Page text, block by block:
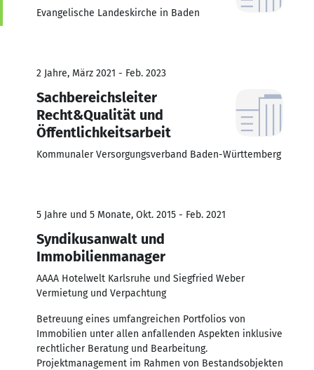
Evangelische Landeskirche in Baden
2 Jahre, März 2021 - Feb. 2023
Sachbereichsleiter
Recht&Qualität und
Öffentlichkeitsarbeit
Kommunaler Versorgungsverband Baden-Württemberg
5 Jahre und 5 Monate, Okt. 2015 - Feb. 2021
Syndikusanwalt und
Immobilienmanager
AAAA Hotelwelt Karlsruhe und Siegfried Weber
Vermietung und Verpachtung
Betreuung eines umfangreichen Portfolios von
Immobilien unter allen anfallenden Aspekten inklusive
rechtlicher Beratung und Bearbeitung.
Projektmanagement im Rahmen von Bestandsobjekten